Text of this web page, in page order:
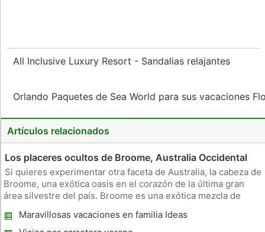
All Inclusive Luxury Resort - Sandalias relajantes
Orlando Paquetes de Sea World para sus vacaciones
Artículos relacionados
Los placeres ocultos de Broome, Australia Occidental
Si quieres experimentar otra faceta de Australia, la cabeza de
Broome, una exótica oasis en el corazón de la última gran
área silvestre del país. Broome es una exótica mezcla de
estilos arquitectónicos. Agregar en una playa maravillosa y
Maravillosas vacaciones en familia Ideas